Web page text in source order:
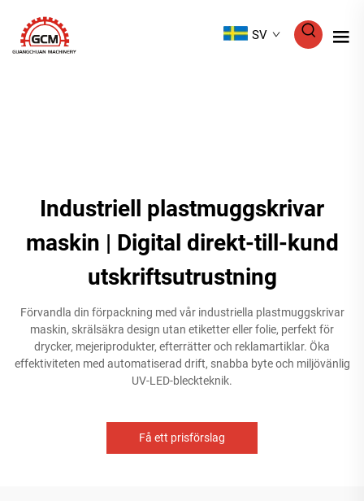
SV
Industriell plastmuggskrivar
maskin | Digital direkt-till-kund
utskriftsutrustning
Förvandla din förpackning med vår industriella plastmuggskrivar
maskin, skrälsäkra design utan etiketter eller folie, perfekt för
drycker, mejeriprodukter, efterrätter och reklamartiklar. Öka
effektiviteten med automatiserad drift, snabba byte och miljövänlig
UV-LED-bleckteknik.
Få ett prisförslag